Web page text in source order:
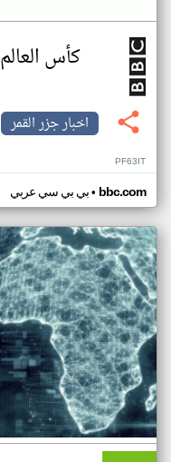
كأس العالم 2026
اخبار جزر القمر
PF63IT
بي بي سي عربي• bbc.com